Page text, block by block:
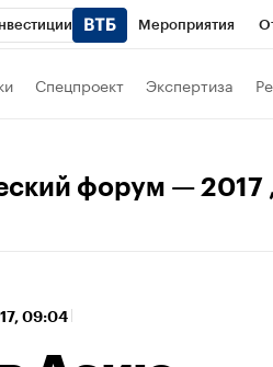
Мероприятия
контрагентов
Спецпроект Экспертиза
форум — 2017
09:04